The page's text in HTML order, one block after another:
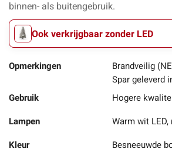
binnen- als buitengebruik.
Ook verkrijgbaar zonder LED
Opmerkingen
Brandveilig
Spar geleverd
Gebruik
Hogere
Lampen Warm wit
Kleur Besneeuwde